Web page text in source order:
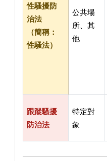
性騷擾防
治法
（簡稱：
性騷法）
公共場
所、其
他
跟蹤騷擾
防治法
特定對
象